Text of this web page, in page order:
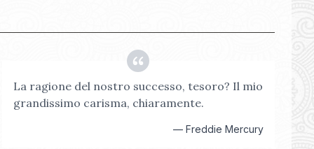
La ragione del nostro successo, tesoro? Il mio
grandissimo carisma, chiaramente.
— Freddie Mercury